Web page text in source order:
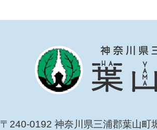
〒240-0192 神奈川県三浦郡葉山町